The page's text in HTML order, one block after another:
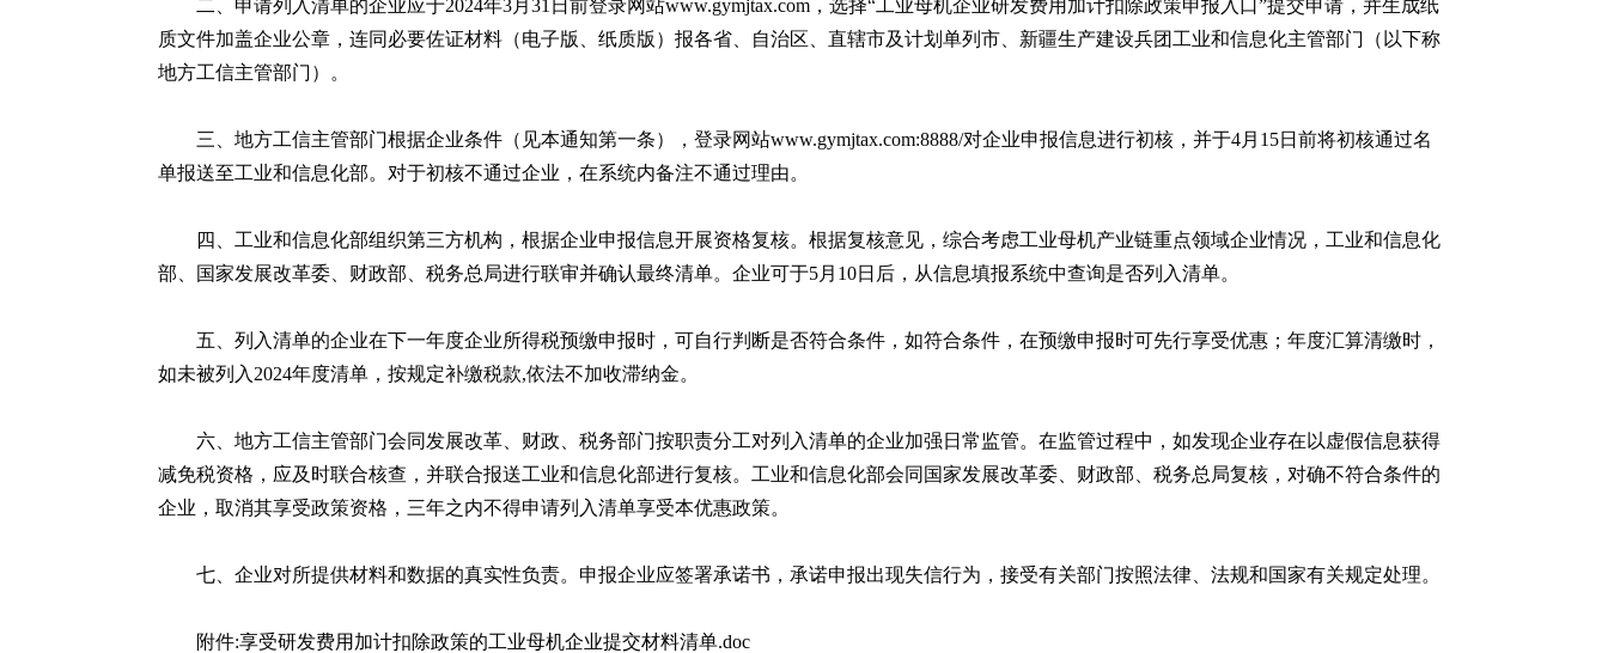
二、申请列入清单的企业应于2024年3月31日前登录网站www.gymjtax.com，选择“工业母机企业研发费用加计扣除政策申报入口”提交申请，并生成纸
质文件加盖企业公章，连同必要佐证材料（电子版、纸质版）报各省、自治区、直辖市及计划单列市、新疆生产建设兵团工业和信息化主管部门（以下称
地方工信主管部门）。
三、地方工信主管部门根据企业条件（见本通知第一条），登录网站www.gymjtax.com:8888/对企业申报信息进行初核，并于4月15日前将初核通过名
单报送至工业和信息化部。对于初核不通过企业，在系统内备注不通过理由。
四、工业和信息化部组织第三方机构，根据企业申报信息开展资格复核。根据复核意见，综合考虑工业母机产业链重点领域企业情况，工业和信息化
部、国家发展改革委、财政部、税务总局进行联审并确认最终清单。企业可于5月10日后，从信息填报系统中查询是否列入清单。
五、列入清单的企业在下一年度企业所得税预缴申报时，可自行判断是否符合条件，如符合条件，在预缴申报时可先行享受优惠；年度汇算清缴时，
如未被列入2024年度清单，按规定补缴税款,依法不加收滞纳金。
六、地方工信主管部门会同发展改革、财政、税务部门按职责分工对列入清单的企业加强日常监管。在监管过程中，如发现企业存在以虚假信息获得
减免税资格，应及时联合核查，并联合报送工业和信息化部进行复核。工业和信息化部会同国家发展改革委、财政部、税务总局复核，对确不符合条件的
企业，取消其享受政策资格，三年之内不得申请列入清单享受本优惠政策。
七、企业对所提供材料和数据的真实性负责。申报企业应签署承诺书，承诺申报出现失信行为，接受有关部门按照法律、法规和国家有关规定处理。
附件:享受研发费用加计扣除政策的工业母机企业提交材料清单.doc